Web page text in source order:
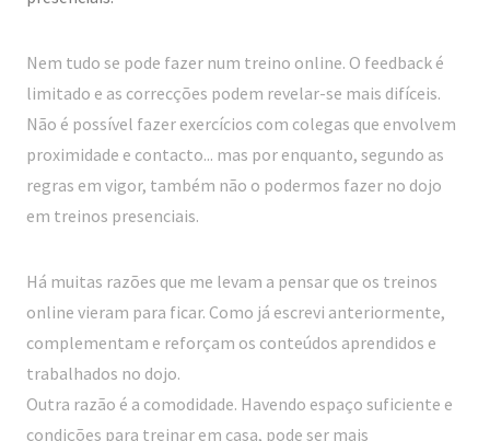
Nem tudo se pode fazer num treino online. O feedback é
limitado e as correcções podem revelar-se mais difíceis.
Não é possível fazer exercícios com colegas que envolvem
proximidade e contacto... mas por enquanto, segundo as
regras em vigor, também não o podermos fazer no dojo
em treinos presenciais.
Há muitas razões que me levam a pensar que os treinos
online vieram para ficar. Como já escrevi anteriormente,
complementam e reforçam os conteúdos aprendidos e
trabalhados no dojo.
Outra razão é a comodidade. Havendo espaço suficiente e
condições para treinar em casa, pode ser mais